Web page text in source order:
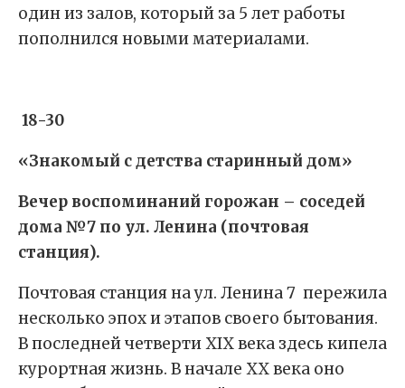
один из залов, который за 5 лет работы
пополнился новыми материалами.
18-30
«Знакомый с детства старинный дом»
Вечер воспоминаний горожан – соседей
дома №7 по ул. Ленина (почтовая
станция).
Почтовая станция на ул. Ленина 7 пережила
несколько эпох и этапов своего бытования.
В последней четверти ХIХ века здесь кипела
курортная жизнь. В начале ХХ века оно